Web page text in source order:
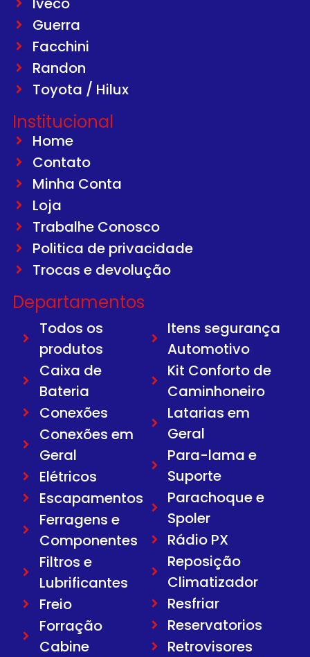
Guerra
Facchini
Randon
Toyota / Hilux
Institucional
Home
Contato
Minha Conta
Loja
Trabalhe Conosco
Politica de privacidade
Trocas e devolução
Departamentos
Todos os
produtos
Caixa de
Bateria
Conexões
Conexões em
Geral
Elétricos
Escapamentos
Ferragens e
Componentes
Filtros e
Lubrificantes
Freio
Forração
Cabine
Itens segurança
Automotivo
Kit Conforto de
Caminhoneiro
Latarias em
Geral
Para-lama e
Suporte
Parachoque e
Spoler
Rádio PX
Reposição
Climatizador
Resfriar
Reservatorios
Retrovisores